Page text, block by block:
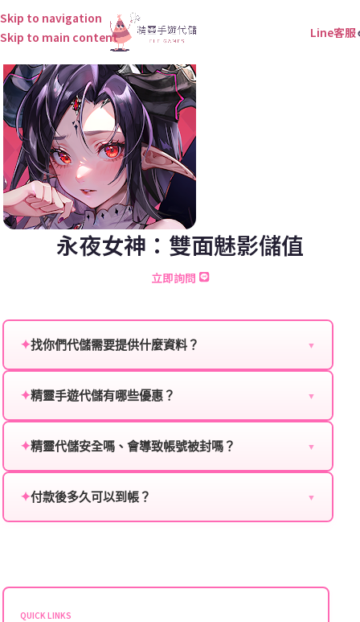
Skip to navigation
Skip to main content
Line客服
永夜女神：雙面魅影儲值
立即詢問
✦找你們代儲需要提供什麼資料？ ▼
服：
角色名稱：您遊戲中的角色名稱。
✦精靈手遊代儲有哪些優惠？ ▼
贈送、大額儲值優惠及節日限定活動，儲值最低6折
✦精靈代儲安全嗎、會導致帳號被封嗎？ ▼
單，不使用外掛程式、非法點數或異常儲值管道。您獲
✦付款後多久可以到帳？ ▼
可直接聯絡客服查詢訂單進度。
QUICK LINKS